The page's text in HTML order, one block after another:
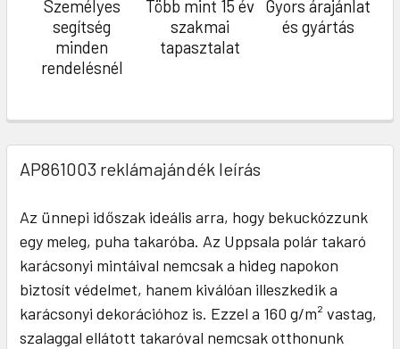
Személyes
segítség
minden
rendelésnél
Több mint 15 év
szakmai
tapasztalat
Gyors árajánlat
és gyártás
AP861003 reklámajándék leírás
Az ünnepi időszak ideális arra, hogy bekuckózzunk
egy meleg, puha takaróba. Az Uppsala polár takaró
karácsonyi mintáival nemcsak a hideg napokon
biztosít védelmet, hanem kiválóan illeszkedik a
karácsonyi dekorációhoz is. Ezzel a 160 g/m² vastag,
szalaggal ellátott takaróval nemcsak otthonunk